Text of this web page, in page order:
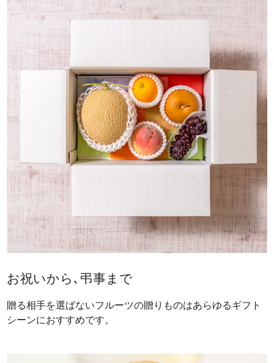
お祝いから､弔事まで
贈る相手を選ばないフルーツの贈りものはあらゆるギフト
シーンにおすすめです。